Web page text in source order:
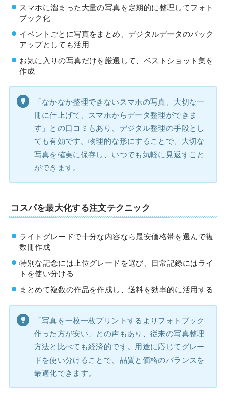
スマホに溜まった大量の写真を定期的に整理してフォト
ブック化
イベントごとに写真をまとめ、デジタルデータのバック
アップとしても活用
お気に入りの写真だけを厳選して、ベストショット集を
作成
「なかなか整理できないスマホの写真、大切な一
冊に仕上げて、スマホからデータ整理ができま
す」との口コミもあり、デジタル整理の手段とし
ても有効です。物理的な形にすることで、大切な
写真を確実に保存し、いつでも気軽に見返すこと
ができます。
コスパを最大化する注文テクニック
ライトグレードで十分な内容なら最安価格帯を選んで複
数冊作成
特別な記念には上位グレードを選び、日常記録にはライ
トを使い分ける
まとめて複数の作品を作成し、送料を効率的に活用する
「写真を一枚一枚プリントするよりフォトブック
作った方が安い」との声もあり、従来の写真整理
方法と比べても経済的です。用途に応じてグレー
ドを使い分けることで、品質と価格のバランスを
最適化できます。